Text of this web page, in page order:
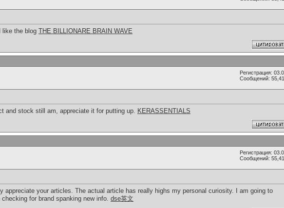
like the blog THE BILLIONARE BRAIN WAVE
Регистрация:
Сообщений:
and stock still am, appreciate it for putting up. KERASSENTIALS
Регистрация:
Сообщений:
appreciate your articles. The actual article has really highs my personal curiosity. I am going to
for brand spanking new info. dse英文